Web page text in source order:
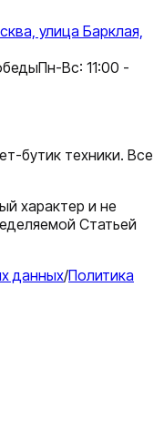
улица Барклая,
Пн-Вс: 11:00 -
бутик техники. Все
характер и не
Статьей
данных/Политика